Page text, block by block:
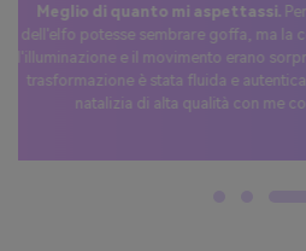
Sorpresa perfetta per TikTok.
elfo IA usando Media.io e l'ho
sono state pazzesche — la gente
danzante di me, e il video è
natalizio.